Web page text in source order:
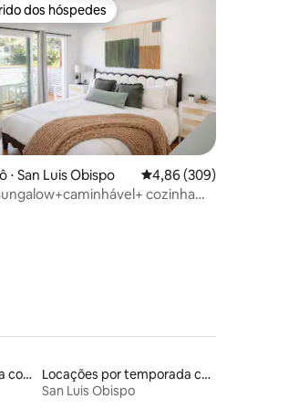
média de 5, 515 avaliações
dos hóspedes
dos hóspedes
⋅ San Luis Obispo 4,86 de uma avaliação
4,86 (309)
cozinha
Aluguéis por temporada com café da manhã
Locações por temporada com piscina
San Luis Obispo